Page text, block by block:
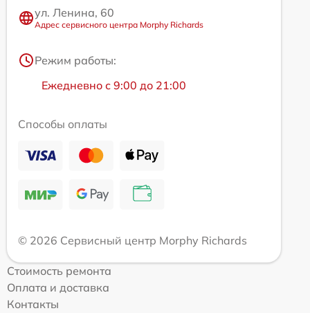
ул. Ленина, 60
Адрес сервисного центра Morphy Richards
Режим работы:
Ежедневно с 9:00 до 21:00
Способы оплаты
© 2026 Сервисный центр Morphy Richards
Стоимость ремонта
Оплата и доставка
Контакты